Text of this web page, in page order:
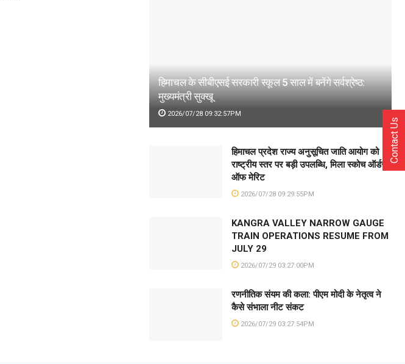
हिमाचल के सीबीएसई सरकारी स्कूल 5 साल में बनेंगे सर्वश्रेष्ठ:
मुख्यमंत्री सुक्खू
2026/07/28 09:32:57PM
हिमाचल प्रदेश राज्य अनुसूचित जाति आयोग को
राष्ट्रीय स्तर पर बड़ी उपलब्धि, मिला स्कोच ऑर्डर
ऑफ मेरिट
2026/07/28 09:29:55PM
KANGRA VALLEY NARROW GAUGE
TRAIN OPERATIONS RESUME FROM
JULY 29
2026/07/29 03:27:00PM
रणनीतिक संयम की कला: पीएम मोदी के नेतृत्व ने
कैसे संभाला नीट संकट
2026/07/29 03:27:54PM
Contact Us